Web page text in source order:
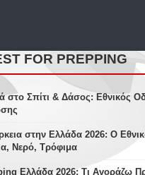
FOR PREPPING
στο Σπίτι & Δάσος: Εθνικός
στην Ελλάδα 2026: Ο
Νερό, Τρόφιμα
Ελλάδα 2026: Τι Αγοράζω